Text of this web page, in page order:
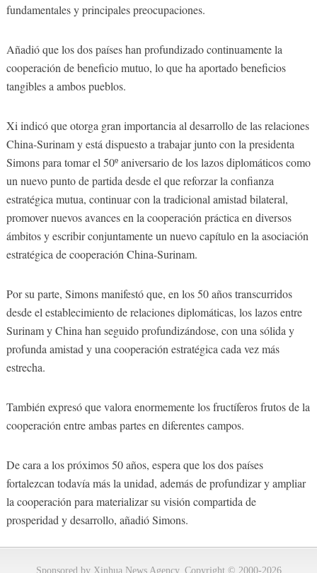
fundamentales y principales preocupaciones.
Añadió que los dos países han profundizado continuamente la
cooperación de beneficio mutuo, lo que ha aportado beneficios
tangibles a ambos pueblos.
Xi indicó que otorga gran importancia al desarrollo de las relaciones
China-Surinam y está dispuesto a trabajar junto con la presidenta
Simons para tomar el 50º aniversario de los lazos diplomáticos como
un nuevo punto de partida desde el que reforzar la confianza
estratégica mutua, continuar con la tradicional amistad bilateral,
promover nuevos avances en la cooperación práctica en diversos
ámbitos y escribir conjuntamente un nuevo capítulo en la asociación
estratégica de cooperación China-Surinam.
Por su parte, Simons manifestó que, en los 50 años transcurridos
desde el establecimiento de relaciones diplomáticas, los lazos entre
Surinam y China han seguido profundizándose, con una sólida y
profunda amistad y una cooperación estratégica cada vez más
estrecha.
También expresó que valora enormemente los fructíferos frutos de la
cooperación entre ambas partes en diferentes campos.
De cara a los próximos 50 años, espera que los dos países
fortalezcan todavía más la unidad, además de profundizar y ampliar
la cooperación para materializar su visión compartida de
prosperidad y desarrollo, añadió Simons.
Sponsored by Xinhua News Agency. Copyright © 2000-2026